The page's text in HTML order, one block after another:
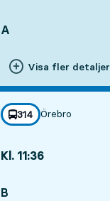
A
Visa fler detaljer
linje
314
mot
Örebro
,
Kl. 11:36
B